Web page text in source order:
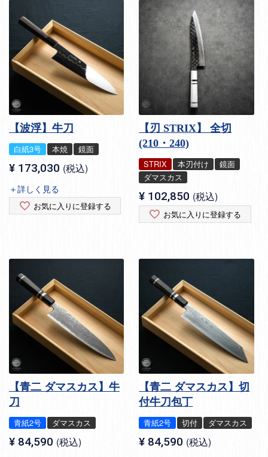
【波浮】牛刀
白紙3号 本焼 鏡面
¥ 173,030 税込
＋詳しく見る
お気に入りに登録する
【刃 STRIX】 全切
(210・240)
STRIX 本刃付け
鏡面
ダマスカス
¥ 102,850 税込
お気に入りに登録する
【青二 ダマスカス】牛
刀
青紙2号 ダマスカス
¥ 84,590 税込
【青二 ダマスカス】切
付牛刀包丁
青紙2号 切付 ダマスカス
¥ 84,590 税込